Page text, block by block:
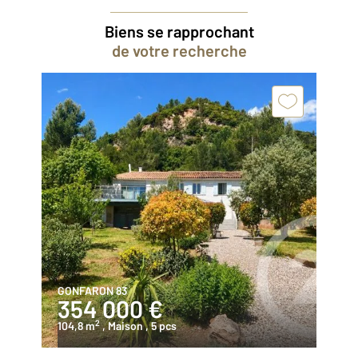
Biens se rapprochant
de votre recherche
GONFARON 83
354 000 €
104,8 m2 , Maison, 5 pcs